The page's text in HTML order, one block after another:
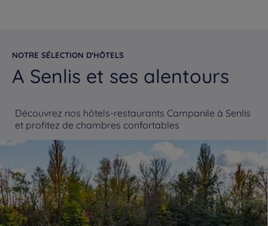
NOTRE SÉLECTION D'HÔTELS
A Senlis et ses alentours
Découvrez nos hôtels-restaurants Campanile à Senlis
et profitez de chambres confortables